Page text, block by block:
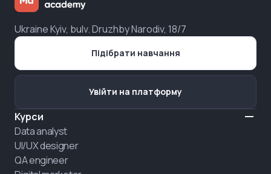
Ukraine Kyiv, bulv. Druzhby Narodiv, 18/7
Курси
Data analyst
UI/UX designer
QA engineer
Підібрати навчання
Увійти на платформу